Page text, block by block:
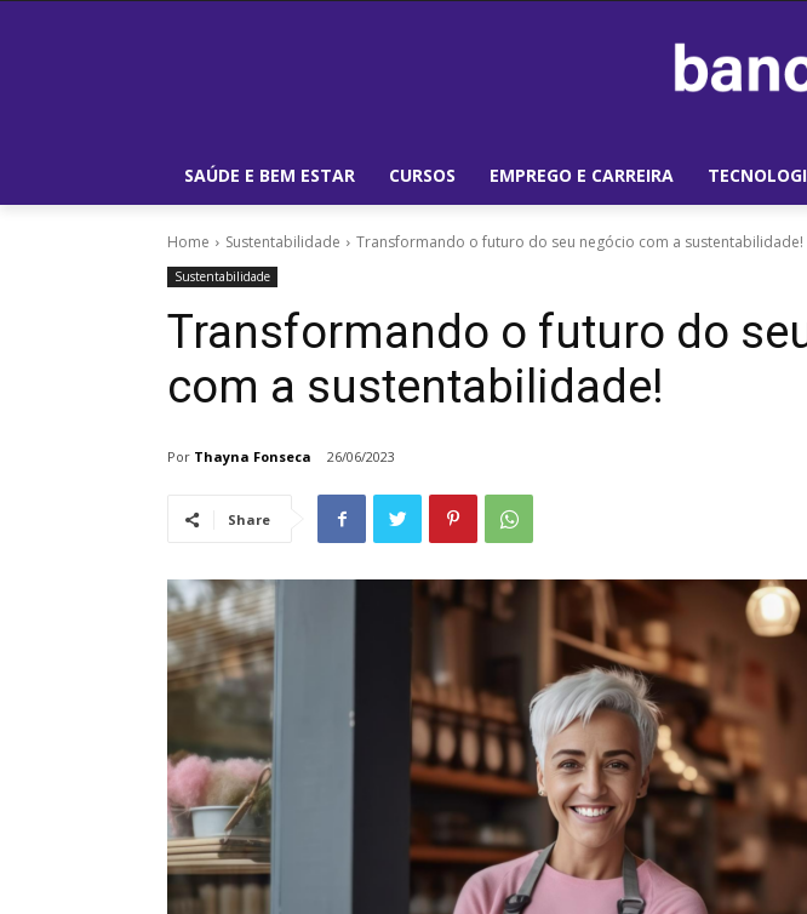
SAÚDE E BEM ESTAR CURSOS EMPREGO E CARREIRA
Home Sustentabilidade Transformando o futuro do seu negócio com a sustentabilidade!
Sustentabilidade
Transformando o futuro do
com a sustentabilidade!
Por Thayna Fonseca 26/06/2023
Share